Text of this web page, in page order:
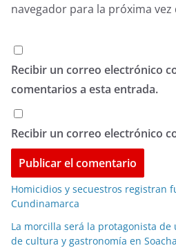
navegador para la próxima
Recibir un correo electrónico
comentarios a esta entrada.
Recibir un correo electrónico
Homicidios y secuestros registran
Cundinamarca
La morcilla será la protagonista
de cultura y gastronomía en Soacha